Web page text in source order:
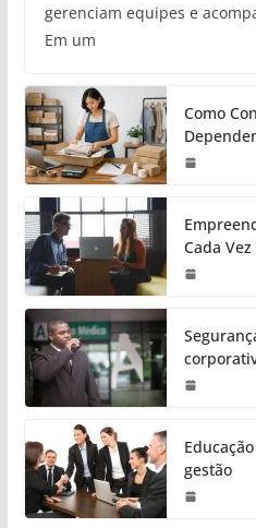
gerenciam equipes e
Em um
Como
Cada
gestão